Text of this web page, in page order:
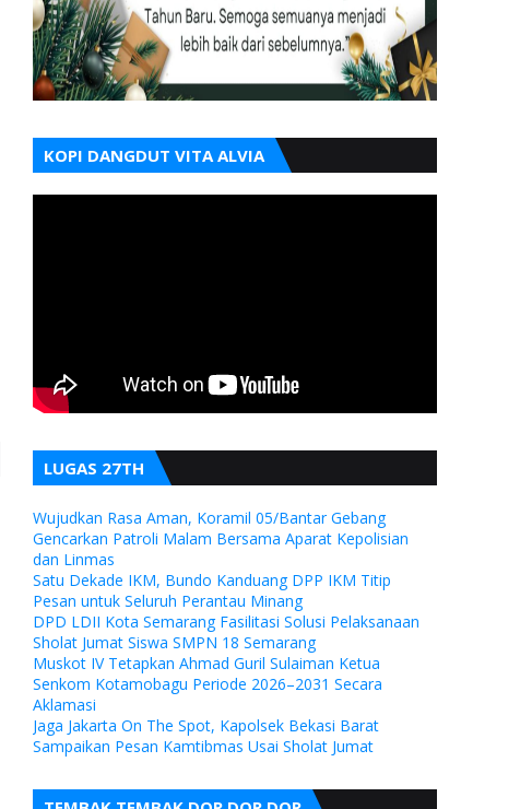
KOPI DANGDUT VITA ALVIA
LUGAS 27TH
Wujudkan Rasa Aman, Koramil 05/Bantar Gebang
Gencarkan Patroli Malam Bersama Aparat Kepolisian
dan Linmas
Satu Dekade IKM, Bundo Kanduang DPP IKM Titip
Pesan untuk Seluruh Perantau Minang
DPD LDII Kota Semarang Fasilitasi Solusi Pelaksanaan
Sholat Jumat Siswa SMPN 18 Semarang
Muskot IV Tetapkan Ahmad Guril Sulaiman Ketua
Senkom Kotamobagu Periode 2026–2031 Secara
Aklamasi
Jaga Jakarta On The Spot, Kapolsek Bekasi Barat
Sampaikan Pesan Kamtibmas Usai Sholat Jumat